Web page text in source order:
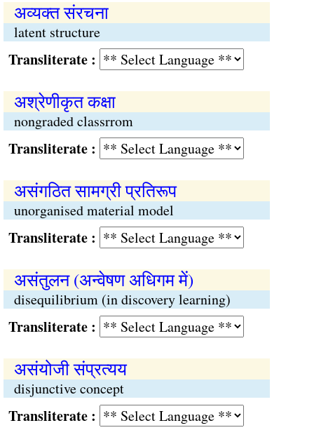
अव्यक्त संरचना
latent structure
:
अश्रेणीकृत कक्षा
nongraded classrrom
:
असंगठित सामग्री प्रतिरूप
unorganised material model
:
असंतुलन (अन्वेषण अधिगम में)
disequilibrium (in discovery learning)
:
असंयोजी संप्रत्यय
disjunctive concept
: